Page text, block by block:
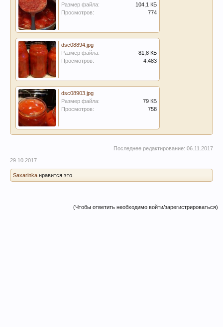
Размер файла:
104,1 КБ
Просмотров:
774
dsc08894.jpg
Размер файла:
81,8 КБ
Просмотров:
4.483
dsc08903.jpg
Размер файла:
79 КБ
Просмотров:
758
Последнее редактирование: 06.11.2017
29.10.2017
Saxarinka нравится это.
(Чтобы ответить необходимо войти/зарегистрироваться)